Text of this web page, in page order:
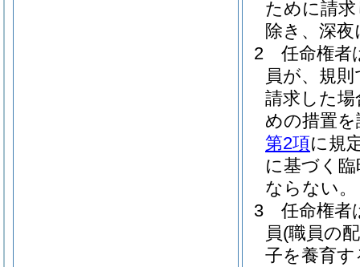
ために請
除き、深
2
任命権者
員が、規
請求した
めの措置
第2項に規
に基づく
ならない。
3
任命権者
員(職員の
子を養育